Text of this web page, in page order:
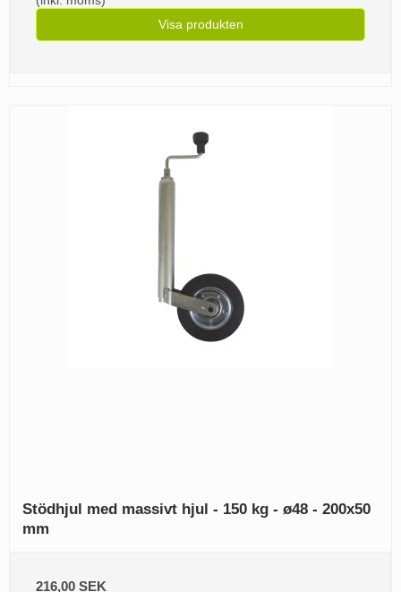
Visa produkten
Stödhjul med massivt hjul - 150 kg - ø48 - 200x50
mm
216,00 SEK